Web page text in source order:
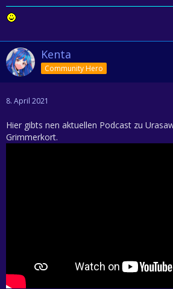
Kenta
Community Hero
8. April 2021
Hier gibts nen aktuellen Podcast zu
Grimmerkort.